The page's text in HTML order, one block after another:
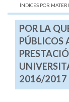
AQUÍ:
ÍNDICES POR
POR LA
PÚBLICOS
2016/2017